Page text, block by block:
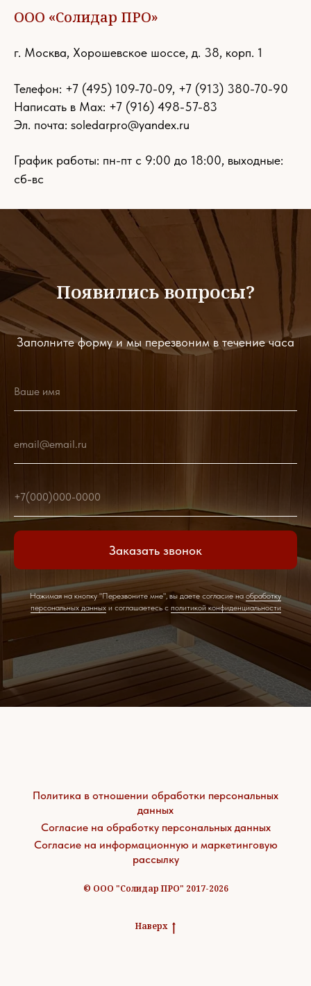
ООО «Солидар ПРО»
г. Москва, Хорошевское шоссе, д. 38, корп. 1
Телефон: +7 (495) 109-70-09, +7 (913) 380-70-90
Написать в Max: +7 (916) 498-57-83
Эл. почта: soledarpro@yandex.ru
График работы: пн-пт с 9:00 до 18:00, выходные:
сб-вс
Появились вопросы?
Заполните форму и мы перезвоним в течение часа
Ваше имя
email@email.ru
+7(000)000-0000
Заказать звонок
Нажимая на кнопку "Перезвоните мне", вы даете согласие наобработку
персональных данныхи соглашаетесь c политикой конфиденциальности
Политика в отношении обработки персональных
данных
Согласие на обработку персональных данных
Согласие на информационную и маркетинговую
рассылку
© ООО "Солидар ПРО" 2017-2026
Наверх